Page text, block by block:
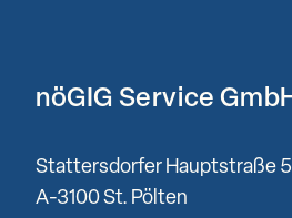
nöGIG Service
Stattersdorfer Hauptstraße
A-3100 St. Pölten